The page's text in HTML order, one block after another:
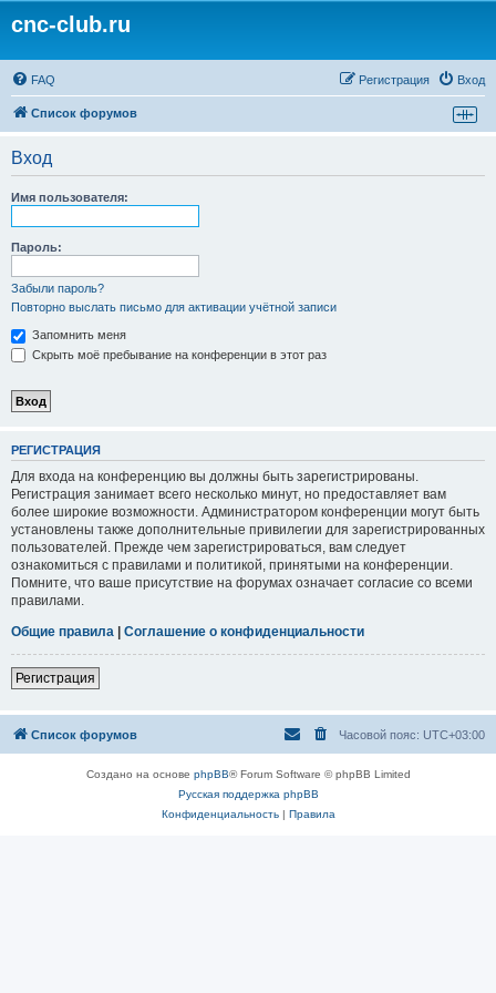
cnc-club.ru
FAQ Вход
Регистрация
Список форумов
Вход
Имя пользователя:
Пароль:
Забыли пароль?
Повторно выслать письмо для активации учётной записи
Запомнить меня
Скрыть моё пребывание на конференции в этот раз
РЕГИСТРАЦИЯ
Для входа на конференцию вы должны быть зарегистрированы.
Регистрация занимает всего несколько минут, но предоставляет вам
более широкие возможности. Администратором конференции могут быть
установлены также дополнительные привилегии для зарегистрированных
пользователей. Прежде чем зарегистрироваться, вам следует
ознакомиться с правилами и политикой, принятыми на конференции.
Помните, что ваше присутствие на форумах означает согласие со всеми
правилами.
Общие правила | Соглашение о конфиденциальности
Регистрация
Список форумов Часовой пояс: UTC+03:00
Создано на основе phpBB® Forum Software © phpBB Limited
Русская поддержка phpBB
Конфиденциальность| Правила